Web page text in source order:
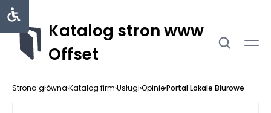
Katalog stron www
Offset
Strona główna›Katalog firm›Usługi›Opinie›Portal Lokale Biurowe